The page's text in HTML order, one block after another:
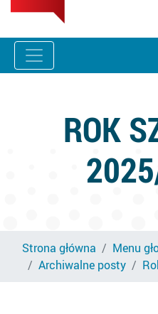
ROK
Strona główna Menu
Archiwalne posty